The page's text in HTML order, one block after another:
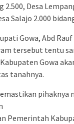
2.500, Desa
Salajo 2.000
Gowa, Abd
tersebut tentu
Gowa
tanahnya.
pihaknya
Pemerintah